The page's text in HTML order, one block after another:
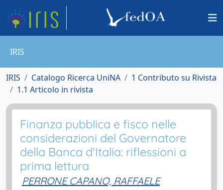
IRIS
IRIS Catalogo Ricerca UniNA
1 Contributo su Rivista
1.1 Articolo in rivista
Finanza pubblica e fisco nelle
considerazioni del Governatore
della Banca d'Italia: riflessioni a
prima lettura
PERRONE CAPANO, RAFFAELE